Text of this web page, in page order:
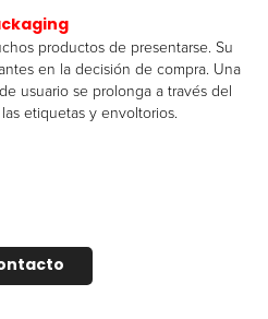
productos de presentarse. Su
en la decisión de compra. Una
usuario se prolonga a través del
etiquetas y envoltorios.